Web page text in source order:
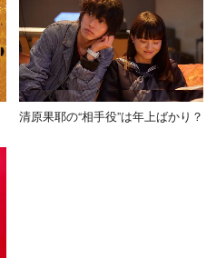
清原果耶の“相手役”は年上ばかり？